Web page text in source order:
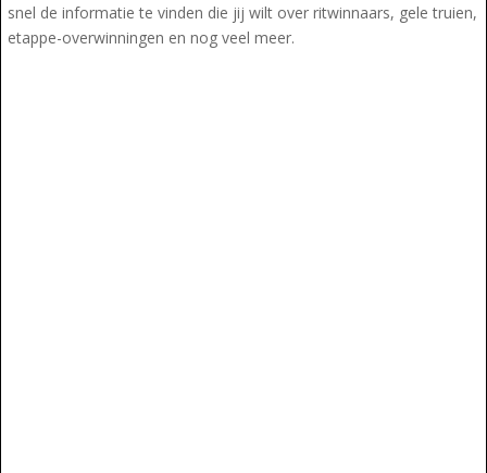
snel de informatie te vinden die jij wilt over ritwinnaars, gele truien,
etappe-overwinningen en nog veel meer.